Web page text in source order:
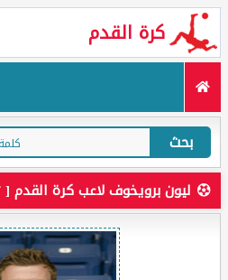
كرة القدم
بحث
ليون برويخوف لاعب كرة القدم [ LEON BROEKHOF ]